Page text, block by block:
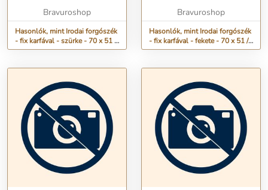
Bravuroshop
Hasonlók, mint Irodai forgószék
- fix karfával - szürke - 70 x 51 /
52 x 50 cm
Bravuroshop
Hasonlók, mint Irodai forgószék
- fix karfával - fekete - 70 x 51 /
52 x 50 cm